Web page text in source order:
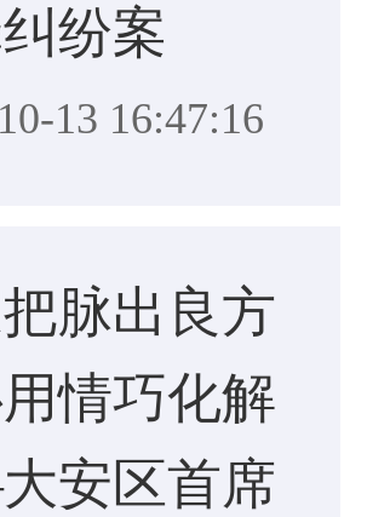
纷案
13 16:47:16
脉出良方
情巧化解
安区首席